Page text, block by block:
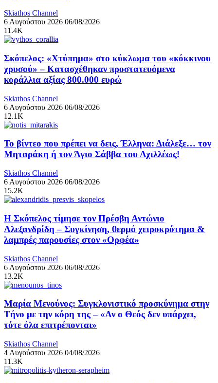
Skiathos Channel
6 Αυγούστου 2026 06/08/2026
11.4K
Σκόπελος: «Χτύπημα» στο κύκλωμα του «κόκκινου
χρυσού» – Κατασχέθηκαν προστατευόμενα
κοράλλια αξίας 800.000 ευρώ
Skiathos Channel
6 Αυγούστου 2026 06/08/2026
12.1K
Το βίντεο που πρέπει να δεις, Έλληνα: Διάλεξε… τον
Μηταράκη ή τον Άγιο Σάββα του Αχιλλέως!
Skiathos Channel
6 Αυγούστου 2026 06/08/2026
15.2K
Η Σκόπελος τίμησε τον Πρέσβη Αντώνιο
Αλεξανδρίδη – Συγκίνηση, θερμό χειροκρότημα &
λαμπρές παρουσίες στον «Ορφέα»
Skiathos Channel
6 Αυγούστου 2026 06/08/2026
13.2K
Μαρία Μενούνος: Συγκλονιστικό προσκύνημα στην
Τήνο με την κόρη της – «Αν ο Θεός δεν υπάρχει,
τότε όλα επιτρέπονται»
Skiathos Channel
4 Αυγούστου 2026 04/08/2026
11.3K